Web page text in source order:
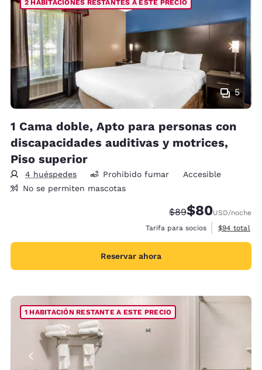
5
2 HABITACIONES RESTANTES A ESTE PRECIO
1 Cama doble, Apto para personas con
discapacidades auditivas y motrices,
Piso superior
4 huéspedes Prohibido fumar
Accesible
No se permiten mascotas
Precio tachado:
$89Precio con
$80USD/noche
Tarifa para socios
Ver
$94 total
Reservar ahora
1 HABITACIÓN RESTANTE A ESTE PRECIO